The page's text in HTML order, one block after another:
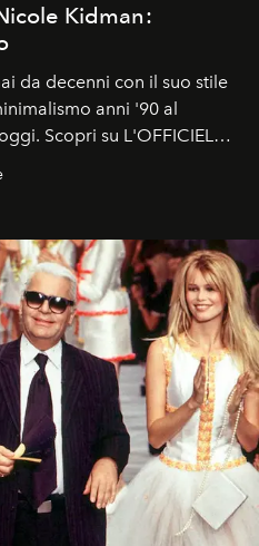
Kidman:
da decenni con il suo stile
anni '90 al
Scopri su L'OFFICIEL